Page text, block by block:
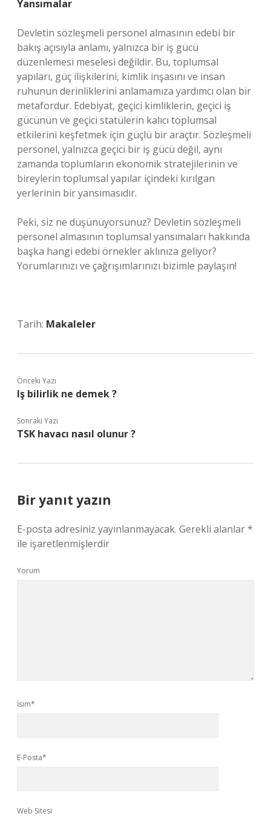
Yansımalar
Devletin sözleşmeli personel almasının edebi bir
bakış açısıyla anlamı, yalnızca bir iş gücü
düzenlemesi meselesi değildir. Bu, toplumsal
yapıları, güç ilişkilerini, kimlik inşasını ve insan
ruhunun derinliklerini anlamamıza yardımcı olan bir
metafordur. Edebiyat, geçici kimliklerin, geçici iş
gücünün ve geçici statülerin kalıcı toplumsal
etkilerini keşfetmek için güçlü bir araçtır. Sözleşmeli
personel, yalnızca geçici bir iş gücü değil, aynı
zamanda toplumların ekonomik stratejilerinin ve
bireylerin toplumsal yapılar içindeki kırılgan
yerlerinin bir yansımasıdır.
Peki, siz ne düşünüyorsunuz? Devletin sözleşmeli
personel almasının toplumsal yansımaları hakkında
başka hangi edebi örnekler aklınıza geliyor?
Yorumlarınızı ve çağrışımlarınızı bizimle paylaşın!
Tarih: Makaleler
Önceki Yazı
Iş bilirlik ne demek ?
Sonraki Yazı
TSK havacı nasıl olunur ?
Bir yanıt yazın
E-posta adresiniz yayınlanmayacak. Gerekli alanlar*
ile işaretlenmişlerdir
Yorum
İsim*
E-Posta*
Web Sitesi